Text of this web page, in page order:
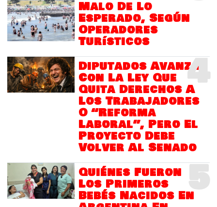
Malo De Lo
Esperado, Según
Operadores
Turísticos
4
Diputados Avanza
Con La Ley Que
Quita Derechos A
Los Trabajadores
O “Reforma
Laboral”, Pero El
Proyecto Debe
Volver Al Senado
5
Quiénes Fueron
Los Primeros
Bebés Nacidos En